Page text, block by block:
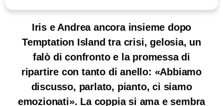
Iris e Andrea ancora insieme dopo
Temptation Island tra crisi, gelosia, un
falò di confronto e la promessa di
ripartire con tanto di anello: «Abbiamo
discusso, parlato, pianto, ci siamo
emozionati». La coppia si ama e sembra